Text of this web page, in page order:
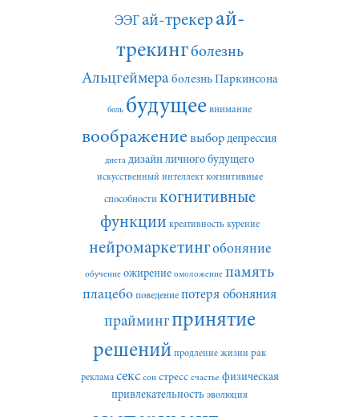
ЭЭГай-трекерай-
трекингболезнь
Альцгеймера болезнь Паркинсона
боль будущее внимание
воображение выбор депрессия
диета дизайн личного будущего
искусственный интеллект когнитивные
способности когнитивные
функции креативность курение
нейромаркетингобоняние
обучение ожирение омоложение память
плацебо поведение потеря обоняния
праймингпринятие
решений продление жизни рак
реклама секс сон стресс счастье физическая
привлекательность эволюция